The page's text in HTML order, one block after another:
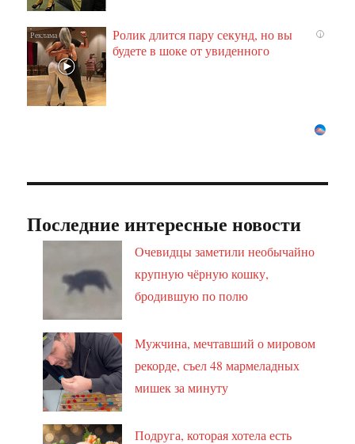
i
Ролик длится пару секунд, но вы
будете в шоке от увиденного
Последние интересные новости
Очевидцы заметили необычайно
крупную чёрную кошку,
бродившую по полю
Мужчина, мечтавший о мировом
рекорде, съел 48 мармеладных
мишек за минуту
Подруга, которая хотела есть